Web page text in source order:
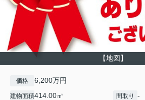
【地図】
価格 6,200万円
建物面積414.00㎡ 間取り -